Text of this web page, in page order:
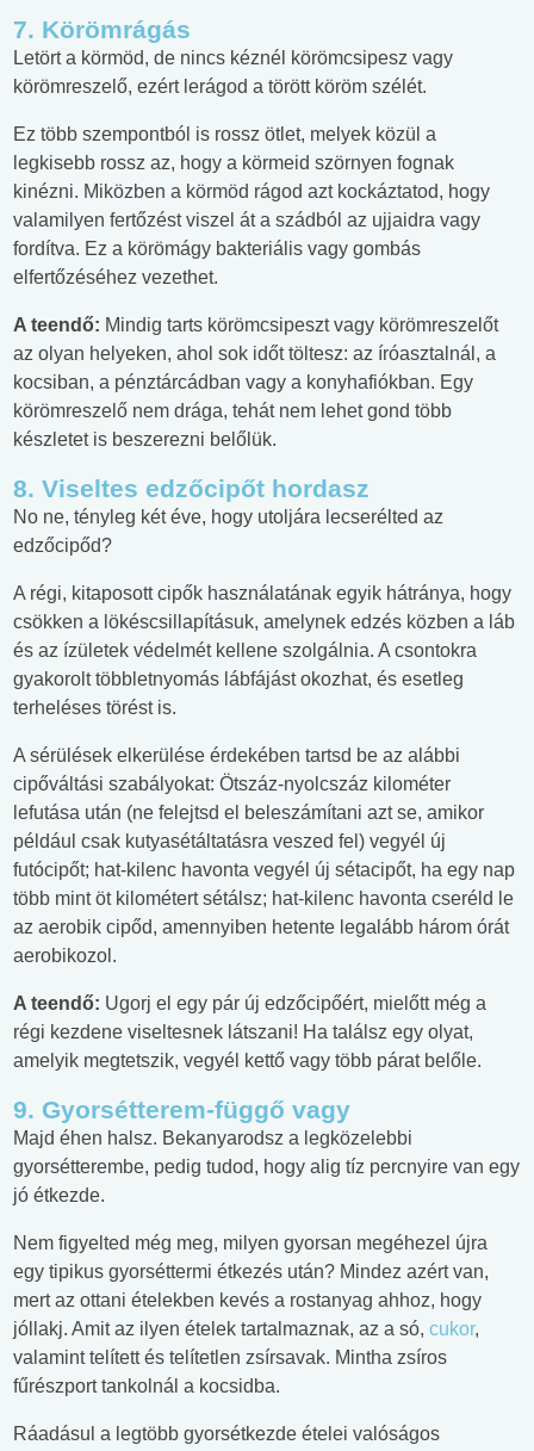
7. Körömrágás
Letört a körmöd, de nincs kéznél körömcsipesz vagy
körömreszelő, ezért lerágod a törött köröm szélét.
Ez több szempontból is rossz ötlet, melyek közül a
legkisebb rossz az, hogy a körmeid szörnyen fognak
kinézni. Miközben a körmöd rágod azt kockáztatod, hogy
valamilyen fertőzést viszel át a szádból az ujjaidra vagy
fordítva. Ez a körömágy bakteriális vagy gombás
elfertőzéséhez vezethet.
A teendő: Mindig tarts körömcsipeszt vagy körömreszelőt
az olyan helyeken, ahol sok időt töltesz: az íróasztalnál, a
kocsiban, a pénztárcádban vagy a konyhafiókban. Egy
körömreszelő nem drága, tehát nem lehet gond több
készletet is beszerezni belőlük.
8. Viseltes edzőcipőt hordasz
No ne, tényleg két éve, hogy utoljára lecserélted az
edzőcipőd?
A régi, kitaposott cipők használatának egyik hátránya, hogy
csökken a lökéscsillapításuk, amelynek edzés közben a láb
és az ízületek védelmét kellene szolgálnia. A csontokra
gyakorolt többletnyomás lábfájást okozhat, és esetleg
terheléses törést is.
A sérülések elkerülése érdekében tartsd be az alábbi
cipőváltási szabályokat: Ötszáz-nyolcszáz kilométer
lefutása után (ne felejtsd el beleszámítani azt se, amikor
például csak kutyasétáltatásra veszed fel) vegyél új
futócipőt; hat-kilenc havonta vegyél új sétacipőt, ha egy nap
több mint öt kilométert sétálsz; hat-kilenc havonta cseréld le
az aerobik cipőd, amennyiben hetente legalább három órát
aerobikozol.
A teendő: Ugorj el egy pár új edzőcipőért, mielőtt még a
régi kezdene viseltesnek látszani! Ha találsz egy olyat,
amelyik megtetszik, vegyél kettő vagy több párat belőle.
9. Gyorsétterem-függő vagy
Majd éhen halsz. Bekanyarodsz a legközelebbi
gyorsétterembe, pedig tudod, hogy alig tíz percnyire van egy
jó étkezde.
Nem figyelted még meg, milyen gyorsan megéhezel újra
egy tipikus gyorséttermi étkezés után? Mindez azért van,
mert az ottani ételekben kevés a rostanyag ahhoz, hogy
jóllakj. Amit az ilyen ételek tartalmaznak, az a só, cukor,
valamint telített és telítetlen zsírsavak. Mintha zsíros
fűrészport tankolnál a kocsidba.
Ráadásul a legtöbb gyorsétkezde ételei valóságos